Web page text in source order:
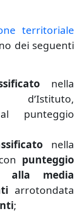
territoriale
dei seguenti
nella
punteggio
nella
punteggio
alla media
arrotondata
;